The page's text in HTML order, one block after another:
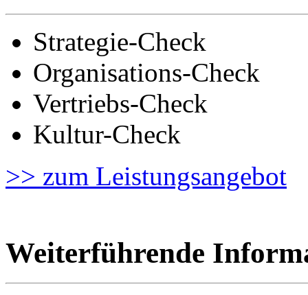
Strategie-Check
Organisations-Check
Vertriebs-Check
Kultur-Check
>> zum Leistungsangebot
Weiterführende